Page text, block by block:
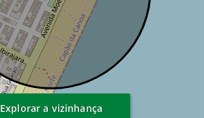
Explorar a vizinhança